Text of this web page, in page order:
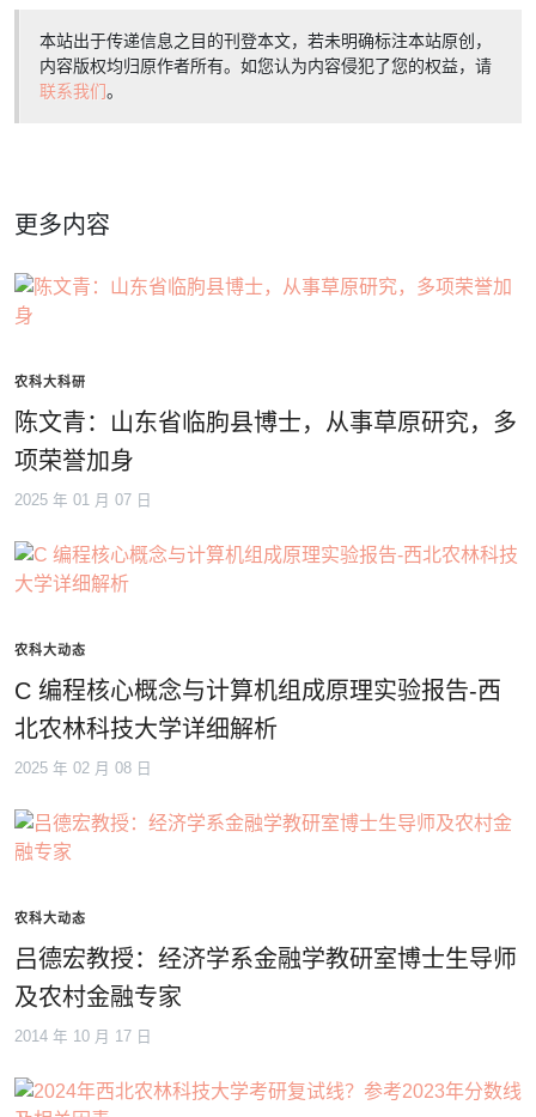
本站出于传递信息之目的刊登本文，若未明确标注本站原创，
内容版权均归原作者所有。如您认为内容侵犯了您的权益，请
联系我们。
更多内容
农科大科研
陈文青：山东省临朐县博士，从事草原研究，多
项荣誉加身
2025 年 01 月 07 日
农科大动态
C 编程核心概念与计算机组成原理实验报告-西
北农林科技大学详细解析
2025 年 02 月 08 日
农科大动态
吕德宏教授：经济学系金融学教研室博士生导师
及农村金融专家
2014 年 10 月 17 日